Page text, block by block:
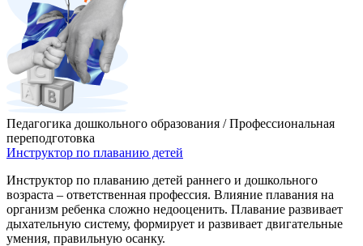
Педагогика дошкольного образования / Профессиональная
переподготовка
Инструктор по плаванию детей
Инструктор по плаванию детей раннего и дошкольного
возраста – ответственная профессия. Влияние плавания на
организм ребенка сложно недооценить. Плавание развивает
дыхательную систему, формирует и развивает двигательные
умения, правильную осанку.